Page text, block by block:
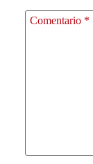
Comentario *